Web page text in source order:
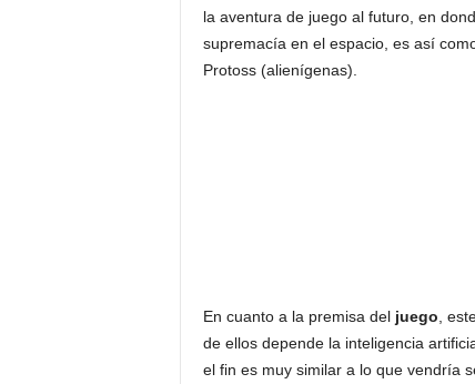
la aventura de juego al futuro, en
supremacía en el espacio, es así
Protoss (alienígenas).
En cuanto a la premisa del juego ,
de ellos depende la inteligencia
el fin es muy similar a lo que vendría